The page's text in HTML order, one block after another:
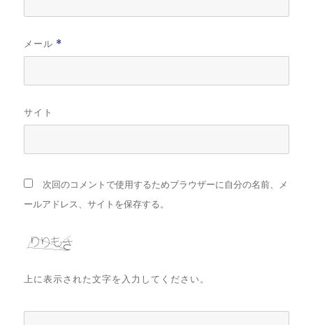
メール *
サイト
次回のコメントで使用するためブラウザーに自分の名前、メ
ールアドレス、サイトを保存する。
上に表示された文字を入力してください。